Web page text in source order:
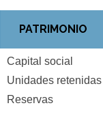
PATRIMONIO
Capital social
Unidades retenidas
Reservas